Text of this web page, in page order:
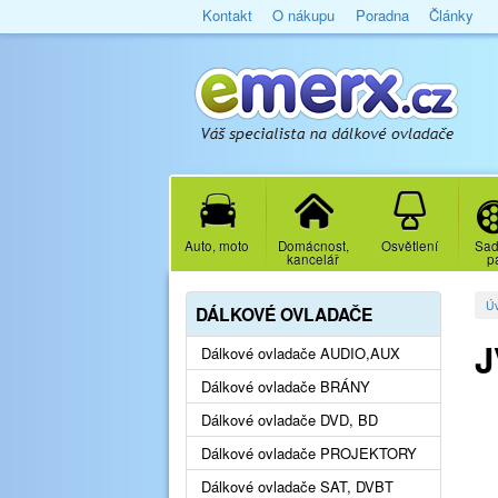
Kontakt O nákupu Poradna Články
Auto, moto Domácnost,
kancelář
Osvětlení
DÁLKOVÉ OVLADAČE
Dálkové ovladače AUDIO,AUX
Dálkové ovladače BRÁNY
Dálkové ovladače DVD, BD
Dálkové ovladače PROJEKTORY
Dálkové ovladače SAT, DVBT